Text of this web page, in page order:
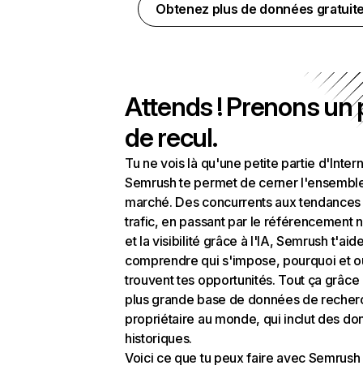
Obtenez plus de données
Attends ! Prenons un
de recul.
Tu ne vois là qu'une petite partie
Semrush te permet de cerner
marché. Des concurrents aux
trafic, en passant par le référencement
et la visibilité grâce à l'IA, Semrush
comprendre qui s'impose, pourquoi et
trouvent tes opportunités. Tout ça grâce
plus grande base de données de
propriétaire au monde, qui inclut des
historiques.
Voici ce que tu peux faire avec Semrush